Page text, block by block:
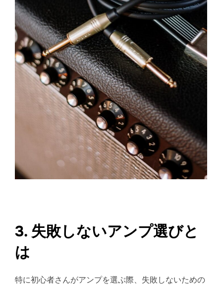
3. 失敗しないアンプ選びと
は
特に初心者さんがアンプを選ぶ際、失敗しないための